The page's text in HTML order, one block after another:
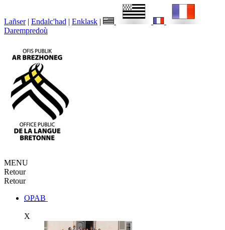
Lañser | Endalc'had | Enklask |
Darempredoù
MENU
Retour
Retour
OPAB
X